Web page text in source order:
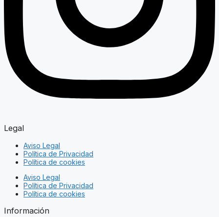
Legal
Aviso Legal
Política de Privacidad
Política de cookies
Aviso Legal
Política de Privacidad
Política de cookies
Información